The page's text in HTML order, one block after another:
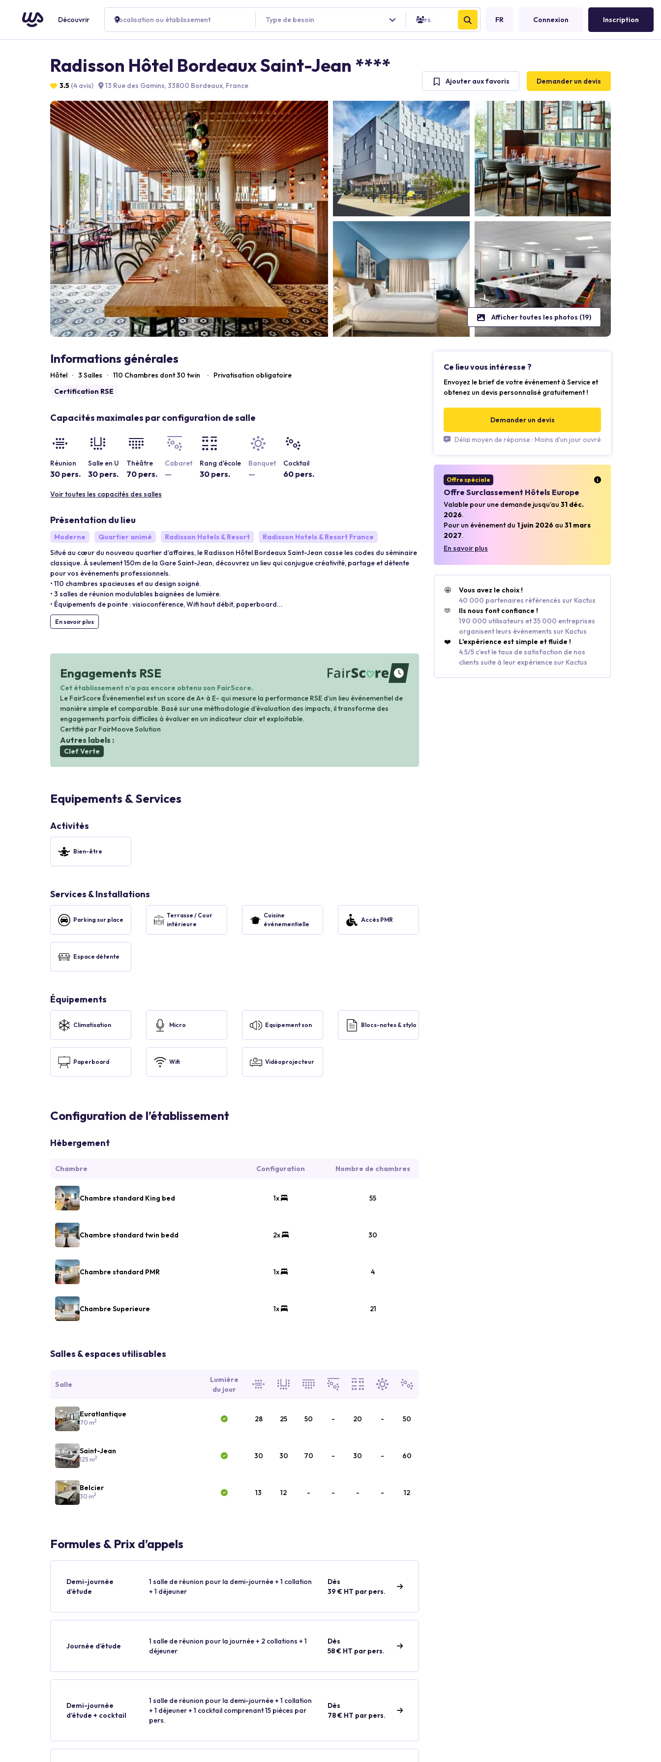
Découvrir Localisation ou établissement Type de besoin Pers. FR Connexion Inscription
Radisson Hôtel Bordeaux Saint-Jean ****
3.5 (4 avis) 13 Rue des Gamins, 33800 Bordeaux, France Ajouter aux favoris Demander un devis
Afficher toutes les photos (19)
Informations générales
Hôtel · 3 Salles · 110 Chambres dont 30 twin ·
Privatisation obligatoire
Certification RSE
Capacités maximales par configuration de salle
Réunion
30 pers.
Salle en U
30 pers.
Théâtre
70 pers.
Cabaret
—
Rang d'école
30 pers.
Banquet
—
Cocktail
60 pers.
Voir toutes les capacités des salles
Présentation du lieu
Moderne Quartier animé Radisson Hotels & Resort
Radisson Hotels & Resort France
Situé au cœur du nouveau quartier d’affaires, le Radisson Hôtel Bordeaux Saint-Jean casse les codes du séminaire
classique. À seulement 150m de la Gare Saint-Jean, découvrez un lieu qui conjugue créativité, partage et détente
pour vos événements professionnels.
• 110 chambres spacieuses et au design soigné.
• 3 salles de réunion modulables baignées de lumière.
• Équipements de pointe : visioconférence, Wifi haut débit, paperboard...
En savoir plus
Engagements RSE
waiting
Cet établissement n'a pas encore obtenu son FairScore.
Le FairScore Événementiel est un score de A+ à E- qui mesure la performance RSE d’un lieu événementiel de
manière simple et comparable. Basé sur une méthodologie d’évaluation des impacts, il transforme des
engagements parfois difficiles à évaluer en un indicateur clair et exploitable.
Certifié par FairMoove Solution
Autres labels :
Clef Verte
Equipements & Services
Activités
Bien-être
Services & Installations
Parking sur place
Terrasse / Cour
intérieure
Cuisine
événementielle
Accès PMR
Espace détente
Équipements
Climatisation Micro Equipement son Blocs-notes & stylo
Paperboard Wifi Vidéoprojecteur
Configuration de l’établissement
Hébergement
Chambre Configuration Nombre de chambres
Chambre standard King bed 1x 55
Chambre standard twin bedd 2x 30
Chambre standard PMR 1x 4
Chambre Superieure 1x 21
Salles & espaces utilisables
Salle
Lumière
du jour
Euratlantique
70 m2 28 25 50 - 20 - 50
Saint-Jean
125 m2 30 30 70 - 30 - 60
Belcier
30 m2 13 12 - - - - 12
Formules & Prix d’appels
Demi-journée
d’étude
1 salle de réunion pour la demi-journée + 1 collation
+ 1 déjeuner
Dès
39 € HT par pers.
Journée d’étude
1 salle de réunion pour la journée + 2 collations + 1
déjeuner
Dès
58 € HT par pers.
Demi-journée
d’étude + cocktail
1 salle de réunion pour la demi-journée + 1 collation
+ 1 déjeuner + 1 cocktail comprenant 15 pièces par
pers.
Dès
78 € HT par pers.
Ce lieu vous intéresse ?
Envoyez le brief de votre événement à Service et
obtenez un devis personnalisé gratuitement !
Demander un devis
Délai moyen de réponse : Moins d'un jour ouvré
Offre spéciale
Offre Surclassement Hôtels Europe
Valable pour une demande jusqu’au 31 déc.
2026.
Pour un événement du 1 juin 2026 au 31 mars
2027.
En savoir plus
🤩
Vous avez le choix !
40 000 partenaires référencés sur Kactus
🫶
Ils nous font confiance !
190 000 utilisateurs et 35 000 entreprises
organisent leurs événements sur Kactus
❤️
L'expérience est simple et fluide !
4.5/5 c’est le taux de satisfaction de nos
clients suite à leur expérience sur Kactus